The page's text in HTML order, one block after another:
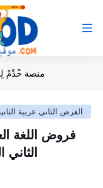
منصة خْدْمْ
الفرض الثاني عربية
فروض اللغة
الثاني